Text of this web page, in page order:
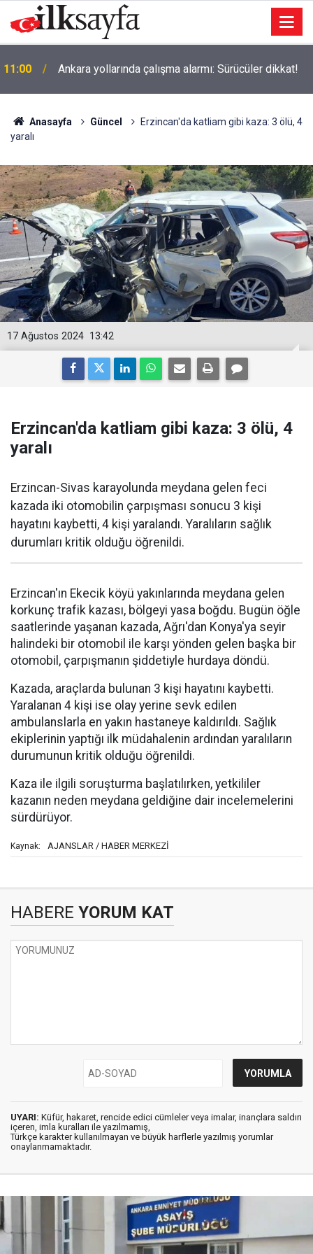
11:00 Ankara yollarında çalışma alarmı: Sürücüler dikkat!
Anasayfa Güncel
Erzincan'da katliam gibi kaza: 3 ölü, 4
yaralı
13:42
17 Ağustos 2024
Erzincan'da katliam gibi kaza: 3 ölü, 4
yaralı
Erzincan-Sivas karayolunda meydana gelen feci
kazada iki otomobilin çarpışması sonucu 3 kişi
hayatını kaybetti, 4 kişi yaralandı. Yaralıların sağlık
durumları kritik olduğu öğrenildi.
Erzincan'ın Ekecik köyü yakınlarında meydana gelen
korkunç trafik kazası, bölgeyi yasa boğdu. Bugün öğle
saatlerinde yaşanan kazada, Ağrı'dan Konya'ya seyir
halindeki bir otomobil ile karşı yönden gelen başka bir
otomobil, çarpışmanın şiddetiyle hurdaya döndü.
Kazada, araçlarda bulunan 3 kişi hayatını kaybetti.
Yaralanan 4 kişi ise olay yerine sevk edilen
ambulanslarla en yakın hastaneye kaldırıldı. Sağlık
ekiplerinin yaptığı ilk müdahalenin ardından yaralıların
durumunun kritik olduğu öğrenildi.
Kaza ile ilgili soruşturma başlatılırken, yetkililer
kazanın neden meydana geldiğine dair incelemelerini
sürdürüyor.
Kaynak: AJANSLAR / HABER MERKEZİ
HABERE YORUM KAT
UYARI: Küfür, hakaret, rencide edici cümleler veya imalar, inançlara saldırı
içeren, imla kuralları ile yazılmamış,
Türkçe karakter kullanılmayan ve büyük harflerle yazılmış yorumlar
onaylanmamaktadır.